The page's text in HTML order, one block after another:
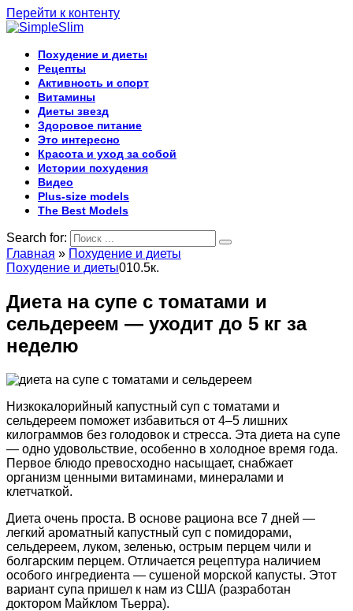
Перейти к контенту
Похудение и диеты
Рецепты
Активность и спорт
Витамины
Диеты звезд
Здоровое питание
Это интересно
Красота и уход за собой
Истории похудения
Видео
Plus-size models
The Best Models
Search for:
Главная » Похудение и диеты
Похудение и диеты010.5к.
Диета на супе с томатами и
сельдереем — уходит до 5 кг за
неделю
Низкокалорийный капустный суп с томатами и
сельдереем поможет избавиться от 4–5 лишних
килограммов без голодовок и стресса. Эта диета на супе
— одно удовольствие, особенно в холодное время года.
Первое блюдо превосходно насыщает, снабжает
организм ценными витаминами, минералами и
клетчаткой.
Диета очень проста. В основе рациона все 7 дней —
легкий ароматный капустный суп с помидорами,
сельдереем, луком, зеленью, острым перцем чили и
болгарским перцем. Отличается рецептура наличием
особого ингредиента — сушеной морской капусты. Этот
вариант супа пришел к нам из США (разработан
доктором Майклом Тьерра).